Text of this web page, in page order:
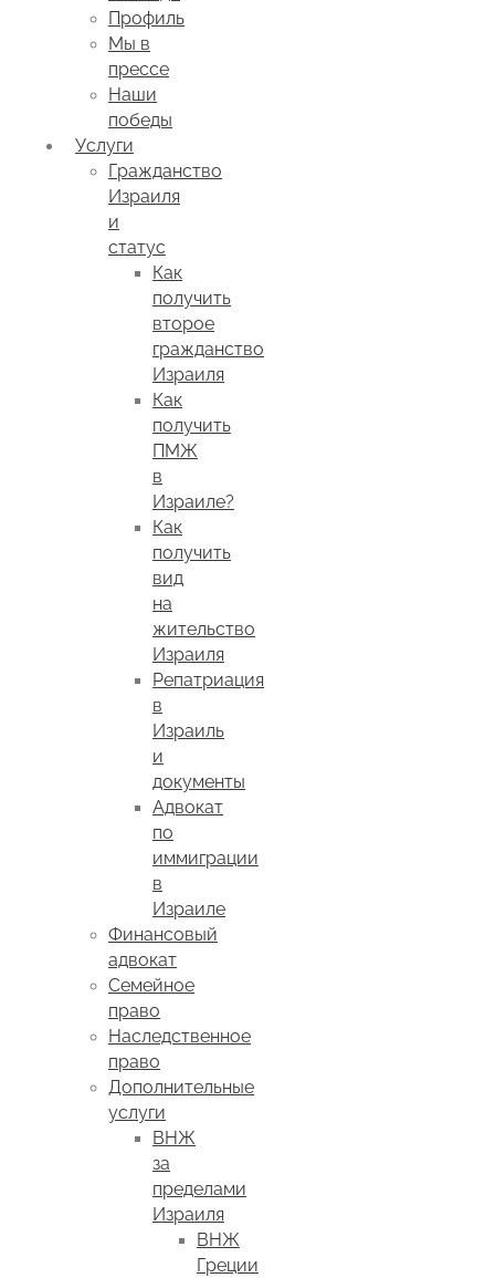
Профиль
Мы в
прессе
Наши
победы
Услуги
Гражданство
Израиля
и
статус
Как
получить
второе
гражданство
Израиля
Как
получить
ПМЖ
в
Израиле?
Как
получить
вид
на
жительство
Израиля
Репатриация
в
Израиль
и
документы
Адвокат
по
иммиграции
в
Израиле
Финансовый
адвокат
Семейное
право
Наследственное
право
Дополнительные
услуги
ВНЖ
за
пределами
Израиля
ВНЖ
Греции